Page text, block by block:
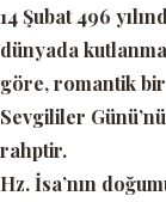
14 Şubat 496
dünyada
göre, romantik bir
Sevgililer
rahptir.
Hz. İsa’nın